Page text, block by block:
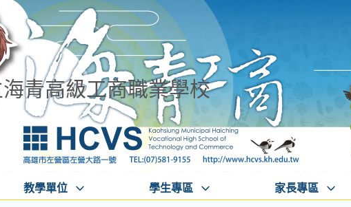
青高級工商職業學校
教學單位 學生專區 家長專區